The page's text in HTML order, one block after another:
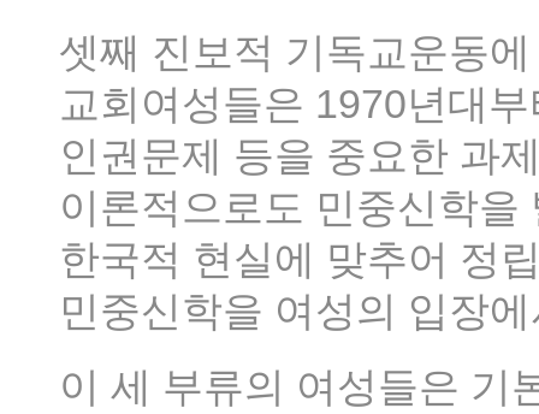
셋째 진보적 기독교운동
교회여성들은 1970년대
인권문제 등을 중요한 과
이론적으로도 민중신학
한국적 현실에 맞추어 정
민중신학을 여성의 입장
이 세 부류의 여성들은 기